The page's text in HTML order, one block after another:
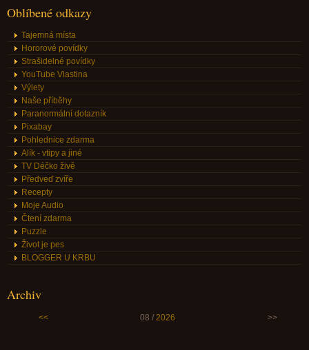
Oblíbené odkazy
Tajemná místa
Hororové povídky
Strašidelné povídky
YouTube Vlastina
Výlety
Naše příběhy
Paranormální dotazník
Pixabay
Pohlednice zdarma
Alík - vtipy a jiné
TV Déčko živě
Předveď zvíře
Recepty
Moje Audio
Čtení zdarma
Puzzle
Život je pes
BLOGGER U KRBU
Archiv
<< 08 / 2026 >>